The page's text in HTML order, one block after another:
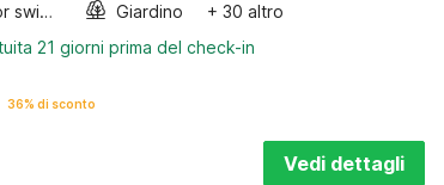
Outdoor swimming pool Giardino
+ 30 altro
21 giorni prima del check-in
36% di sconto
Vedi dettagli